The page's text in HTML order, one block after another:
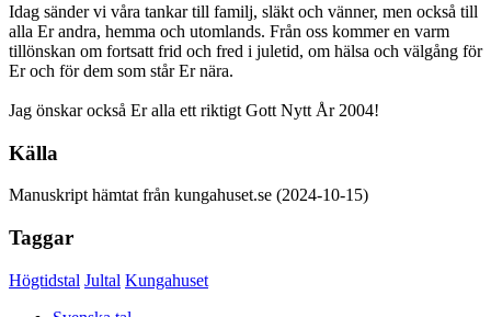
Idag sänder vi våra tankar till familj, släkt och vänner, men också till
alla Er andra, hemma och utomlands. Från oss kommer en varm
tillönskan om fortsatt frid och fred i juletid, om hälsa och välgång för
Er och för dem som står Er nära.
Jag önskar också Er alla ett riktigt Gott Nytt År 2004!
Källa
Manuskript hämtat från kungahuset.se (2024-10-15)
Taggar
Högtidstal Jultal Kungahuset